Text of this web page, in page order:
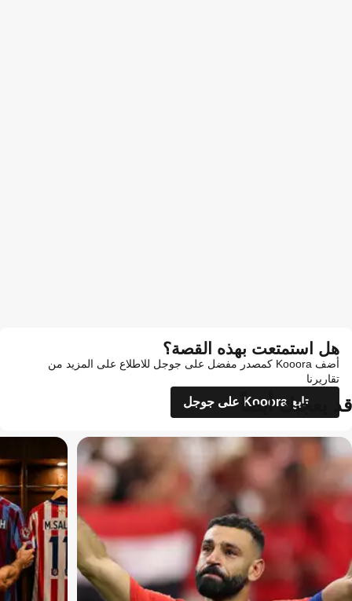
هل استمتعت بهذه القصة؟
أضف Kooora كمصدر مفضل على جوجل للاطلاع على المزيد من
تقاريرنا
تابع Kooora على جوجل
قد يعجبك أيضاً